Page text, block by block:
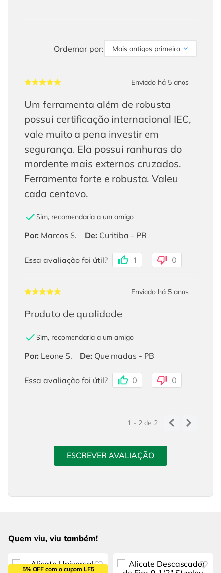
Ordernar por: Mais antigos primeiro
Enviado há 5 anos
Um ferramenta além de robusta
possui certificação internacional IEC,
vale muito a pena investir em
segurança. Ela possui ranhuras do
mordente mais externos cruzados.
Ferramenta forte e robusta. Valeu
cada centavo.
Sim, recomendaria a um amigo
Por: Marcos S. De: Curitiba - PR
Essa avaliação foi útil? 1 0
Enviado há 5 anos
Produto de qualidade
Sim, recomendaria a um amigo
Por: Leone S. De: Queimadas - PB
Essa avaliação foi útil? 0 0
1 - 2de 2
ESCREVER AVALIAÇÃO
Quem viu, viu também!
5% OFF com o cupom LF5